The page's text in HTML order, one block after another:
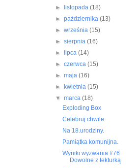
►
listopada (18)
► października (13)
► września (15)
► sierpnia (16)
►
lipca (14)
► czerwca (15)
► maja (16)
►
kwietnia (15)
▼ marca (18)
Exploding Box
Celebruj chwile
Na 18.urodziny.
Pamiątka komunijna.
Wyniki wyzwania #76
Dowolne z tekturką